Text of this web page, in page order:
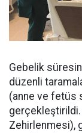
Gebelik
düzenli
(anne ve fetüs
gerçekleştirildi.
Zehirlenmesi),